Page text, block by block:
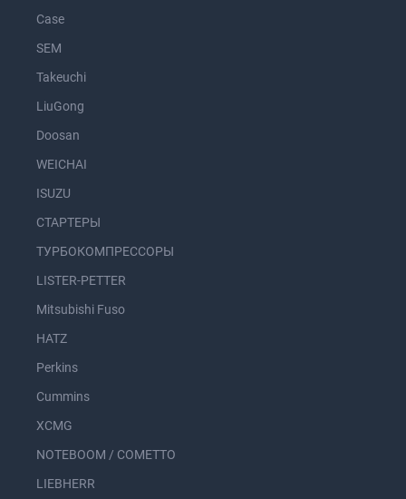
Case
SEM
Takeuchi
LiuGong
Doosan
WEICHAI
ISUZU
СТАРТЕРЫ
ТУРБОКОМПРЕССОРЫ
LISTER-PETTER
Mitsubishi Fuso
HATZ
Perkins
Cummins
XCMG
NOTEBOOM / COMETTO
LIEBHERR